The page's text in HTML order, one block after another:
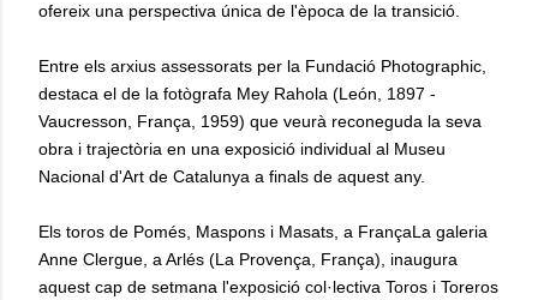
ofereix una perspectiva única de l'època de la transició.
Entre els arxius assessorats per la Fundació Photographic,
destaca el de la fotògrafa Mey Rahola (León, 1897 -
Vaucresson, França, 1959) que veurà reconeguda la seva
obra i trajectòria en una exposició individual al Museu
Nacional d'Art de Catalunya a finals de aquest any.
Els toros de Pomés, Maspons i Masats, a FrançaLa galeria
Anne Clergue, a Arlés (La Provença, França), inaugura
aquest cap de setmana l'exposició col·lectiva Toros i Toreros